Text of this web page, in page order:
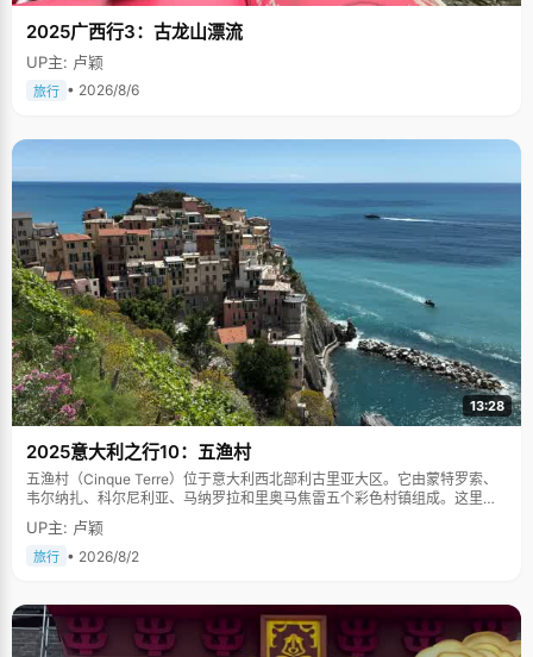
2025广西行3：古龙山漂流
UP主: 卢颖
旅行 • 2026/8/6
13:28
2025意大利之行10：五渔村
五渔村（Cinque Terre）位于意大利西北部利古里亚大区。它由蒙特罗索、
韦尔纳扎、科尔尼利亚、马纳罗拉和里奥马焦雷五个彩色村镇组成。这里依
山傍海，房屋色彩斑斓，1997年被列为世界文化遗产。
UP主: 卢颖
旅行 • 2026/8/2